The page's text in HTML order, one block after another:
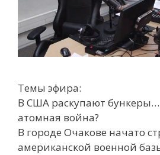
Темы эфира:
В США раскупают бункеры…
атомная война?
В городе Очакове начато
американской военной